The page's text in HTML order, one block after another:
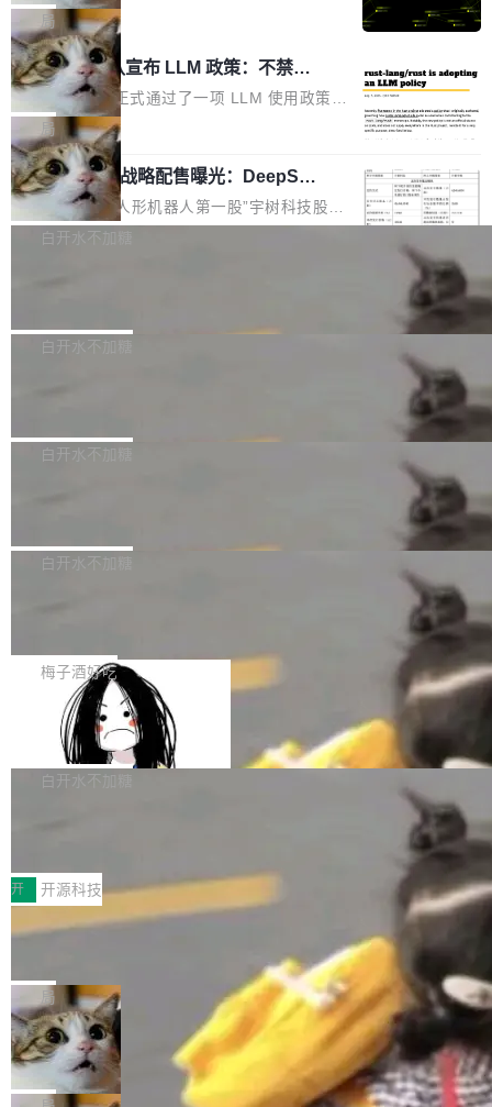
链企业和开发者，邀请行业专家与资深技术顾
问，围绕开源鸿蒙技术能力、设备适配、芯片适
配、功耗与稳定性调优、兼容性测评及统一互联
等内容展开系统讲解和实战交流，帮助企业进一
步了解开源鸿蒙在智能...
恢复，大约 12 小时。 这是 2026 年 8 月的第六
起事故，其中四起与 AI/Copilot 服务相关。 Git
Hub 员工 kdaigle 在 HN 讨论中贴出了一组数
据：2025 年全年 10 亿次 commit。现在，每周
2.75 亿次，全年预计 140 亿次。GitHub...
专家基线
的编程 Agent Harness，核心设计围绕两个抽
象：Recursive Language Model（RLM）和 C
ontinual Harness。在 ARC-AGI 3 基准测试
上，Prime Agent + Opus 5 的组合达到了 95.
5% RHAE Best@1，超过了 ARC 报告的人类专
家基线 95.4%。 不是又一个 coding agent 包装
器 Prime Agent 的架构和市面上大多数 coding
agent 有本质区别。大多数 agent harness 的设
计是基于早期模型的能力—...
局
Rust 项目团队宣布 LLM 政策：不禁
止，但你要承认哪些代码不是你写的
Rust 语言项目正式通过了一项 LLM 使用政策，
覆盖 rust-lang/rust 单一仓库的代码贡献。这不
是项目级别的官方立场，目前由五个团队采纳，
但它可能是主流开源项目中关于 AI 辅助贡献最
细致的一份规则。 政策的核心只有一句话：LLM
可以用来分析、提炼、审阅、建议，但不能用来
不得生成涉及安全性的关键变更，除非作者本身
局
宇树科技 IPO 战略配售曝光：DeepSe
ek 获配 93.3 万股，锁定 36 个月
8月6日晚间，“人形机器人第一股”宇树科技股份
有限公司披露IPO发行价格及战略配售结果，杭
36个月。 公告显示，本次宇树科技战略配售对
员工参与设立的专项资产管理计划。其中，Dee
获配9...
白开水不加糖
Bug fixes and enhancements 修复多次传递同
一个回归问题，该问题导致拉取镜像时会拒绝包
题，该问题可能导致在旧版 Linux 内核...
白开水不加糖
e 孵化器项目管理委员会（IPMC）投票中获得
P）！这一里程碑不仅标志着 Fluss 迈入新的发
白开水不加糖
长期停止内容更新，未能实现其作为“AI版维基百
提交的编辑请求也长期处于待处理状态。 Groki
pedia 于去年底上线，定位为由人工智能生成内
容的百科平台，被马斯克视为传统众包百科网站
维基百科的替代方案。Lawfare 调查发现，无论
热门页面还是低关注度页面，均未出现近期更
白开水不加糖
是这样的：配 MessageSource 的 Bean、写 R
eloadableResourceBundleMessageSource、
声明 LocaleResolver、注册 LocaleChangeInt
erceptor…五六步之后才能看到第一行翻译文
本。 Solon 换了个方式。整个 i18n 模块围绕三
梅子酒好吃
Apache Doris 4.1 全面增强 Iceberg：
支持 UPDATE、MERGE INTO 与 Iceb
erg V3
Apache Doris 4.1 要补齐的，正是缺失的那一
半。在已有查询能力的基础上，Doris 进一步支
常维护操作，并完整支持 Iceberg V3 格式。
白开水不加糖
村国家自主创新示范区会议中心开幕。本届大会
由中关村智联软件服务业质量创新联盟主办，以
“智构可信·质创未来——AI原生时代的质量新范
式”为主题，直面AI从实验室走向规模化产业落地
的核心质量命题。会上，《2026智能研发生产力
工具选型手册》发布，Testin云测的Testin XAge
nt智能测试系统入选AI测试领域代表产品。对CI
O而言，这提示了一个转变：AI测试正在从效率
工具升级为企业的质量基础设施。 CIO面对的新
开 开源科技
让非法状态不可表示：一篇关于 ADT
有一种东西，一旦用过就回不去了。Alex Fedos
eev 管它叫"软件设计的基石"。 他说的东西不新
鲜——代数数据类型（ADT），尤其是和类型
（sum type）。但他说清楚了一件事：这不是类
型系统的学术体操，是日常编码的思维方式。 文
章从一个简单的例子切入。一个网站的深色主题
局
Cloudflare 开源内部企业 AI 平台 Clou
dflare OS
Cloudflare 发布了一个开源项目 Cloudflare O
S。如果你只看官方博客，你会觉得这是又一